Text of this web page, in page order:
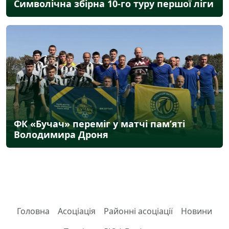
Символічна збірна 10-го туру першої ліги
ФК «Бучач» переміг у матчі пам’яті
Володимира Дроня
Головна Асоціація Районні асоціації
Новини